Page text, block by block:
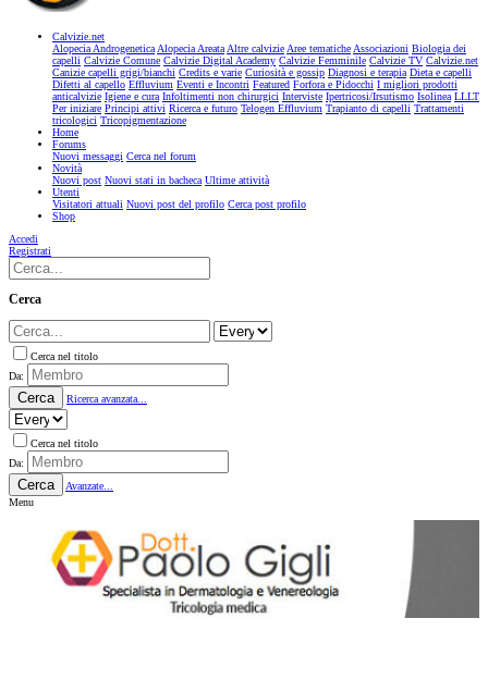
Calvizie.net
Alopecia AndrogeneticaAlopecia AreataAltre calvizieAree tematicheAssociazioni Biologia dei
capelli Calvizie Comune Calvizie Digital Academy Calvizie Femminile Calvizie TV Calvizie.net
Canizie capelli grigi/bianchi Credits e varie Curiosità e gossip Diagnosi e terapia Dieta e capelli
Difetti al capello Effluvium Eventi e Incontri Featured Forfora e Pidocchi I migliori prodotti
anticalvizie Igiene e cura Infoltimenti non chirurgici Interviste Ipertricosi/Irsutismo Isolinea LLLT
Per iniziare Principi attivi Ricerca e futuro Telogen Effluvium Trapianto di capelli Trattamenti
tricologici Tricopigmentazione
Home
Forums
Nuovi messaggi Cerca nel forum
Novità
Nuovi post Nuovi stati in bacheca Ultime attività
Utenti
Visitatori attuali Nuovi post del profilo Cerca post profilo
Shop
Accedi
Registrati
Cerca
Cerca nel titolo
Da:
Cerca Ricerca avanzata...
Cerca nel titolo
Da:
Cerca
Avanzate...
Menu